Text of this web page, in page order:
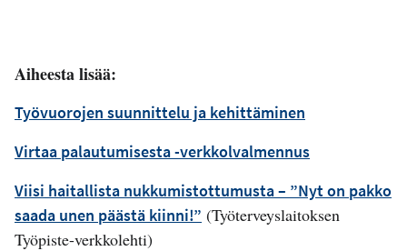
Aiheesta lisää:
Työvuorojen suunnittelu ja kehittäminen
Virtaa palautumisesta -verkkolvalmennus
Viisi haitallista nukkumistottumusta – ”Nyt on pakko
saada unen päästä kiinni!” (Työterveyslaitoksen
Työpiste-verkkolehti)